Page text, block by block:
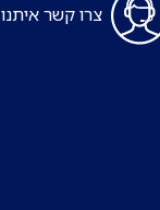
צרו קשר איתנו